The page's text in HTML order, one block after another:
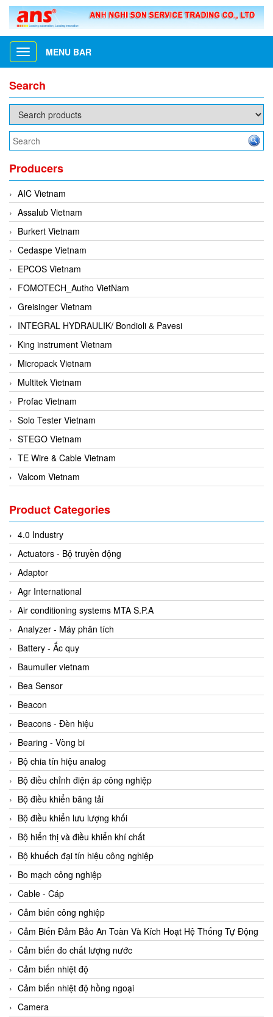
Toggle
navigation
MENU BAR
Search
Producers
AIC Vietnam
Assalub Vietnam
Burkert Vietnam
Cedaspe Vietnam
EPCOS Vietnam
FOMOTECH_Autho VietNam
Greisinger Vietnam
INTEGRAL HYDRAULIK/ Bondioli & Pavesi
King instrument Vietnam
Micropack Vietnam
Multitek Vietnam
Profac Vietnam
Solo Tester Vietnam
STEGO Vietnam
TE Wire & Cable Vietnam
Valcom Vietnam
3CTEST Vietnam
4B VietNam Vietnam
ABB Vietnam
AC Infinity Vietnam
AC&E Telecommunications
AC&T Vietnam
Accepta Vietnam
ACCUMAC Vietnam
AccuWeb Vietnam
Acey
ACOEM Vietnam
ADCA Vietnam
ADFweb Vietnam
Adler Vietnam
Ados Vietnam
Advanced Energy Vietnam
Advantech Vietnam
Agate Vietnam
AGR International Vietnam
Aichi Tokei Denki Vietnam
Aii Vietnam
AIKOH
AINUO Vietnam
AIR MAJOR
Aira Euro Automation
Airtac Vietnam
Airtec Vietnam
Product Categories
4.0 Industry
Actuators - Bộ truyền động
Adaptor
Agr International
Air conditioning systems MTA S.P.A
Analyzer - Máy phân tích
Battery - Ắc quy
Baumuller vietnam
Bea Sensor
Beacon
Beacons - Đèn hiệu
Bearing - Vòng bi
Bộ chia tín hiệu analog
Bộ điều chỉnh điện áp công nghiệp
Bộ điều khiển băng tải
Bộ điều khiển lưu lượng khối
Bộ hiển thị và điều khiển khí chất
Bộ khuếch đại tín hiệu công nghiệp
Bo mạch công nghiệp
Cable - Cáp
Cảm biến công nghiệp
Cảm Biến Đảm Bảo An Toàn Và Kích Hoạt Hệ Thống Tự Động
Cảm biến đo chất lượng nước
Cảm biến nhiệt độ
Cảm biến nhiệt độ hồng ngoại
Camera